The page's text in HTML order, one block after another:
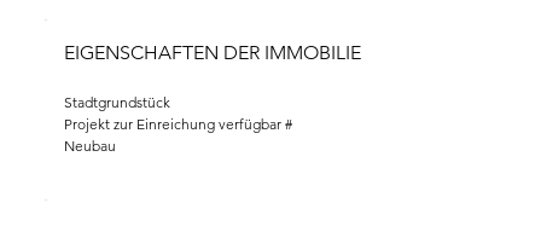
EIGENSCHAFTEN DER IMMOBILIE
Stadtgrundstück
Projekt zur Einreichung verfügbar #
Neubau